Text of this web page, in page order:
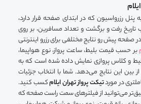
رزرواسیون که در ابتدای صفحه قرار دارد،
تاریخ رفت و برگشت و تعداد مسافرین، بر روی
پیش رو نتایج مختلفی برای رزرو اینترنتی
بر حسب قیمت بلیط، ساعت پرواز، نوع هواپیما،
و کلاس پروازی نمایش داده شده است که به
بین این نتایج می‌دهد. شما با انتخاب جزئیات
در موردتیکت پرواز تهران ایلامکسب کنید.
می‌توانید از فیلترهای سمت راست صفحه که